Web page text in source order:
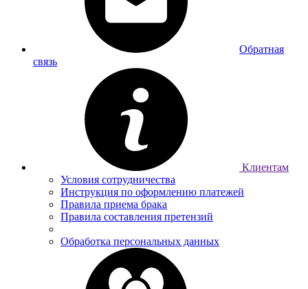
Обратная
связь
Клиентам
Условия сотрудничества
Инструкция по оформлению платежей
Правила приема брака
Правила составления претензий
Обработка персональных данных